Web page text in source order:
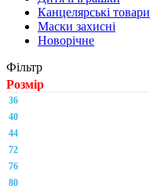
Канцелярські товари
Маски захисні
Новорічне
Фільтр
Розмір
36
40
44
72
76
80